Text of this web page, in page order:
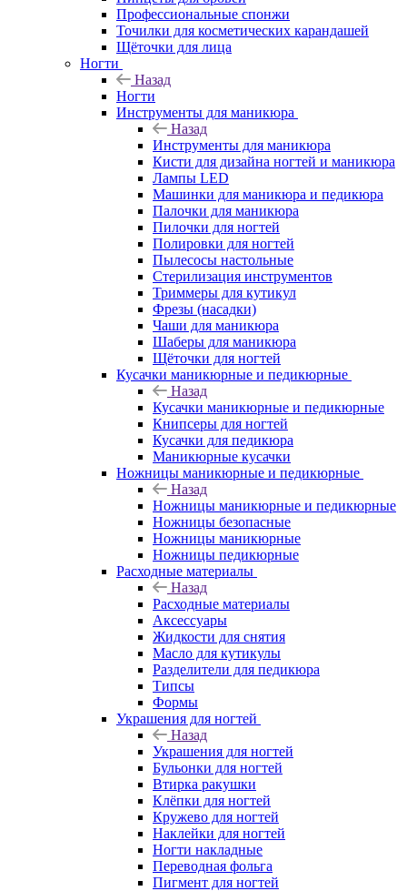
Профессиональные спонжи
Точилки для косметических карандашей
Щёточки для лица
Ногти
Назад
Ногти
Инструменты для маникюра
Назад
Инструменты для маникюра
Кисти для дизайна ногтей и маникюра
Лампы LED
Машинки для маникюра и педикюра
Палочки для маникюра
Пилочки для ногтей
Полировки для ногтей
Пылесосы настольные
Стерилизация инструментов
Триммеры для кутикул
Фрезы (насадки)
Чаши для маникюра
Шаберы для маникюра
Щёточки для ногтей
Кусачки маникюрные и педикюрные
Назад
Кусачки маникюрные и педикюрные
Книпсеры для ногтей
Кусачки для педикюра
Маникюрные кусачки
Ножницы маникюрные и педикюрные
Назад
Ножницы маникюрные и педикюрные
Ножницы безопасные
Ножницы маникюрные
Ножницы педикюрные
Расходные материалы
Назад
Расходные материалы
Аксессуары
Жидкости для снятия
Масло для кутикулы
Разделители для педикюра
Типсы
Формы
Украшения для ногтей
Назад
Украшения для ногтей
Бульонки для ногтей
Втирка ракушки
Клёпки для ногтей
Кружево для ногтей
Наклейки для ногтей
Ногти накладные
Переводная фольга
Пигмент для ногтей